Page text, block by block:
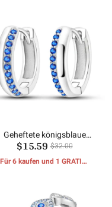
Geheftete königsblaue
Ohrringe
$15.59 $32.00
Für 6 kaufen und 1 GRATIS-